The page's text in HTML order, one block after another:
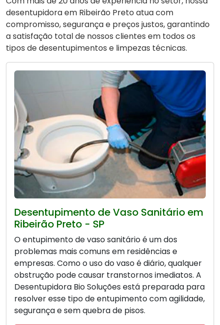
desentupidora em Ribeirão Preto atua com
compromisso, segurança e preços justos, garantindo
a satisfação total de nossos clientes em todos os
tipos de desentupimentos e limpezas técnicas.
Desentupimento de Vaso Sanitário em
Ribeirão Preto - SP
O entupimento de vaso sanitário é um dos
problemas mais comuns em residências e
empresas. Como o uso do vaso é diário, qualquer
obstrução pode causar transtornos imediatos. A
Desentupidora Bio Soluções está preparada para
resolver esse tipo de entupimento com agilidade,
segurança e sem quebra de pisos.